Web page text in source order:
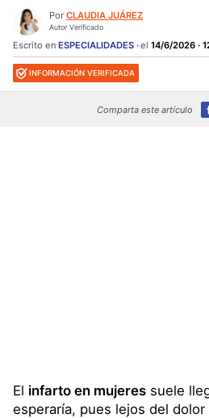
Por CLAUDIA JUÁREZ
Autor Verificado
Escrito en ESPECIALIDADES el 14/6/2026 ·
INFORMACIÓN VERIFICADA
Comparta este artículo
El infarto en mujeres suele
esperaría, pues lejos del